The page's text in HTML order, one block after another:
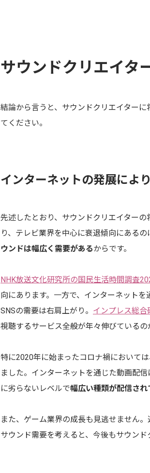
サウンドクリエイタ
結論から言うと、サウンドクリエイター
てください。
インターネットの発展によ
先述したとおり、サウンドクリエイター
り、テレビ業界を中心に衰退傾向にあるの
ウンドは幅広く需要があるからです。
NHK放送文化研究所の国民生活時間調査
向にあります。一方で、インターネット
SNSの需要は右肩上がり。 インプレス総合
視聴するサービス全般が年々伸びているの
特に2020年に始まったコロナ禍において
ました。インターネットを通じた動画配
に劣らないレベルで幅広い種類が配信さ
また、ゲーム業界の成長も見逃せません
サウンド需要を考えると、今後もサウンド